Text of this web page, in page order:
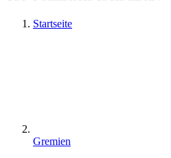
Startseite
Gremien